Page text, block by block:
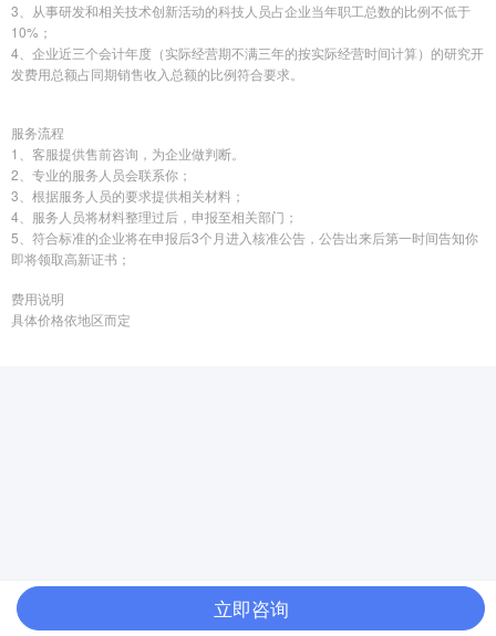
3、从事研发和相关技术创新活动的科技人员占企业当年职工总数的比例不低于
10%；
4、企业近三个会计年度（实际经营期不满三年的按实际经营时间计算）的研究开
发费用总额占同期销售收入总额的比例符合要求。
服务流程
1、客服提供售前咨询，为企业做判断。
2、专业的服务人员会联系你；
3、根据服务人员的要求提供相关材料；
4、服务人员将材料整理过后，申报至相关部门；
5、符合标准的企业将在申报后3个月进入核准公告，公告出来后第一时间告知你
即将领取高新证书；
费用说明
具体价格依地区而定
立即咨询